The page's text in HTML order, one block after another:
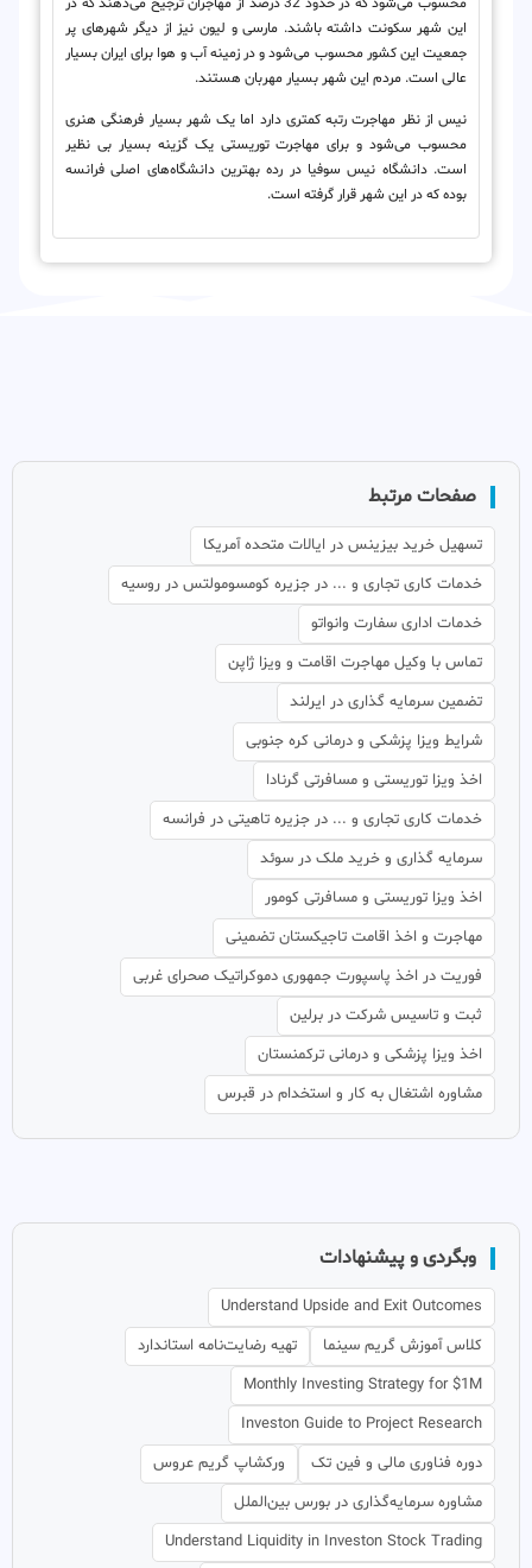
این شهر سکونت داشته باشند. مارسی و لیون نیز از دیگر شهرهای پر
جمعیت این کشور محسوب می‌شود و در زمینه آب و هوا برای ایران بسیار
عالی است. مردم این شهر بسیار مهربان هستند.
نیس از نظر مهاجرت رتبه کمتری دارد اما یک شهر بسیار فرهنگی هنری
محسوب می‌شود و برای مهاجرت توریستی یک گزینه بسیار بی نظیر
است. دانشگاه نیس سوفیا در رده بهترین دانشگاه‌های اصلی فرانسه
بوده که در این شهر قرار گرفته است.
صفحات مرتبط
تسهیل خرید بیزینس در ایالات متحده آمریکا
خدمات کاری تجاری و ... در جزیره کومسومولتس در روسیه
خدمات اداری سفارت وانواتو
تماس با وکیل مهاجرت اقامت و ویزا ژاپن
تضمین سرمایه گذاری در ایرلند
شرایط ویزا پزشکی و درمانی کره جنوبی
اخذ ویزا توریستی و مسافرتی گرنادا
خدمات کاری تجاری و ... در جزیره تاهیتی در فرانسه
سرمایه گذاری و خرید ملک در سوئد
اخذ ویزا توریستی و مسافرتی کومور
مهاجرت و اخذ اقامت تاجیکستان تضمینی
فوریت در اخذ پاسپورت جمهوری دموکراتیک صحرای غربی
ثبت و تاسیس شرکت در برلین
اخذ ویزا پزشکی و درمانی ترکمنستان
مشاوره اشتغال به کار و استخدام در قبرس
وبگردی و پیشنهادات
Understand Upside and Exit Outcomes
کلاس آموزش گریم سینما
تهیه رضایت‌نامه استاندارد
Monthly Investing Strategy for $1M
Investon Guide to Project Research
دوره فناوری مالی و فین تک
ورکشاپ گریم عروس
مشاوره سرمایه‌گذاری در بورس بین‌الملل
Understand Liquidity in Investon Stock Trading